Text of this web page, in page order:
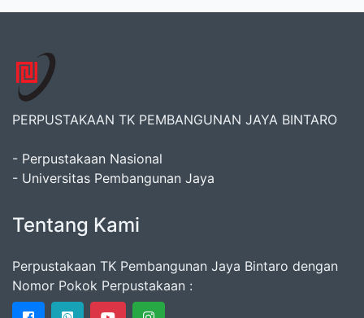
PERPUSTAKAAN TK PEMBANGUNAN JAYA BINTARO
- Perpustakaan Nasional
- Universitas Pembangunan Jaya
Tentang Kami
Perpustakaan TK Pembangunan Jaya Bintaro dengan
Nomor Pokok Perpustakaan :